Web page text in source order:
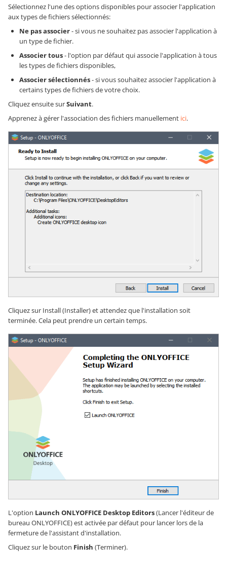
Sélectionnez l'une des options disponibles pour associer l'application
aux types de fichiers sélectionnés:
Ne pas associer- si vous ne souhaitez pas associer l'application à
un type de fichier.
Associer tous- l'option par défaut qui associe l'application à tous
les types de fichiers disponibles,
Associer sélectionnés- si vous souhaitez associer l'application à
certains types de fichiers de votre choix.
Cliquez ensuite surSuivant.
Apprenez à gérer l'association des fichiers manuellement ici.
Cliquez sur Install (Installer) et attendez que l'installation soit
terminée. Cela peut prendre un certain temps.
L'option Launch ONLYOFFICE Desktop Editors(Lancer l'éditeur de
bureau ONLYOFFICE) est activée par défaut pour lancer lors de la
fermeture de l'assistant d'installation.
Cliquez sur le bouton Finish (Terminer).